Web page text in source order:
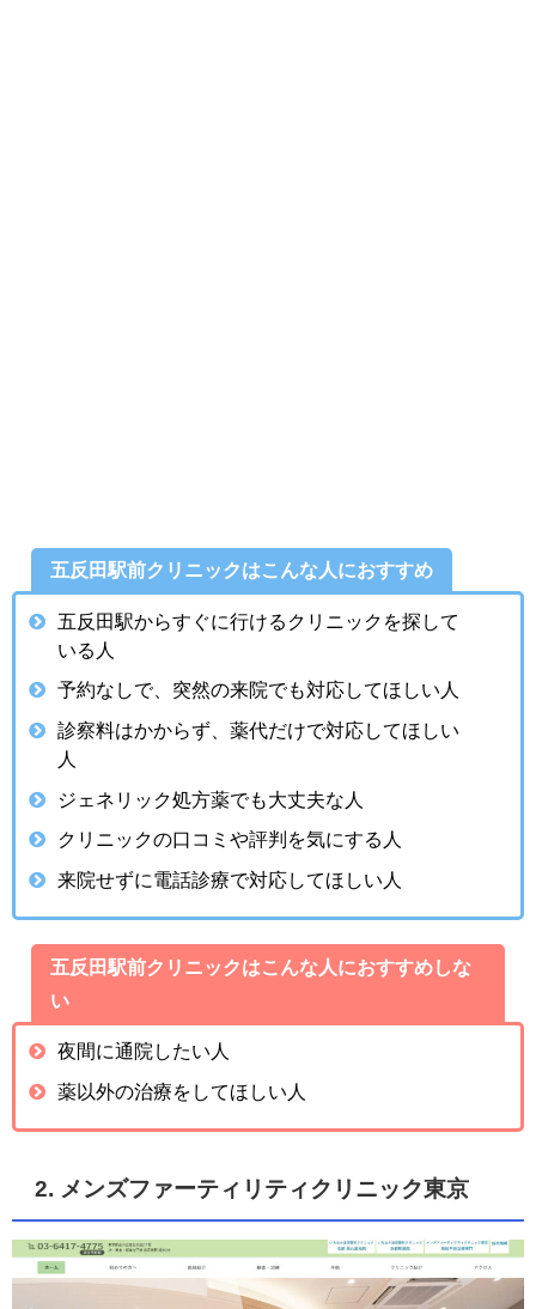
五反田駅前クリニックはこんな人におすすめ
五反田駅からすぐに行けるクリニックを探して
いる人
予約なしで、突然の来院でも対応してほしい人
診察料はかからず、薬代だけで対応してほしい
人
ジェネリック処方薬でも大丈夫な人
クリニックの口コミや評判を気にする人
来院せずに電話診療で対応してほしい人
五反田駅前クリニックはこんな人におすすめしな
い
夜間に通院したい人
薬以外の治療をしてほしい人
2. メンズファーティリティクリニック東京